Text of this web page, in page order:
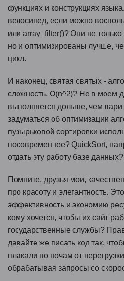
функциях и конструкциях
велосипед, если можно
или array_filter()? Они не только
но и оптимизированы лучше,
цикл.
И наконец, святая святых -
сложность. O(n^2)? Не в моем
выполняется дольше, чем
задуматься об оптимизации
пузырьковой сортировки
посовременнее? QuickSort,
отдать эту работу базе данных?
Помните, друзья мои,
про красоту и элегантность.
эффективность и экономию
кому хочется, чтобы их сайт
государственные службы?
давайте же писать код так,
плакали по ночам от
обрабатывая запросы со